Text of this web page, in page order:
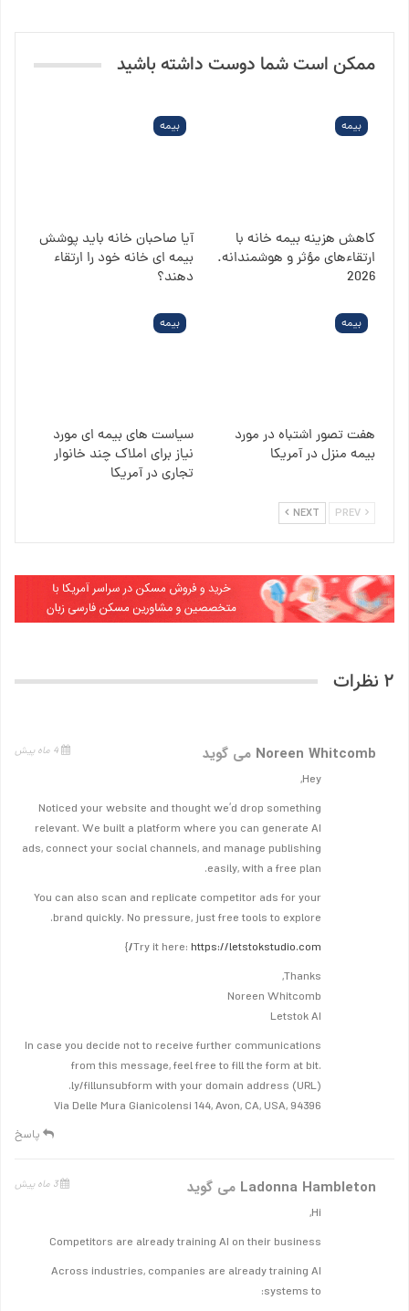
ممکن است شما دوست داشته باشید
بیمه
کاهش هزینه بیمه خانه با
ارتقاءهای مؤثر و هوشمندانه.
2026
بیمه
آیا صاحبان خانه باید پوشش
بیمه ای خانه خود را ارتقاء
دهند؟
بیمه
هفت تصور اشتباه در مورد
بیمه منزل در آمریکا
بیمه
سیاست های بیمه ای مورد
نیاز برای املاک چند خانوار
تجاری در آمریکا
NEXT
2 نظرات
Noreen Whitcomb می گوید
Hey,
Noticed your website and thought we’d drop something
relevant. We built a platform where you can generate AI
ads, connect your social channels, and manage publishing
easily, with a free plan.
You can also scan and replicate competitor ads for your
brand quickly. No pressure, just free tools to explore.
Try it here: https://letstokstudio.com/
}
Thanks,
Noreen Whitcomb
Letstok AI
In case you decide not to receive further communications
from this message, feel free to fill the form at bit.
ly/fillunsubform with your domain address (URL).
Via Delle Mura Gianicolensi 144, Avon, CA, USA, 94396
پاسخ
Ladonna Hambleton می گوید 3 ماه پیش
Hi,
Competitors are already training AI on their business
Across industries, companies are already training AI
systems to: